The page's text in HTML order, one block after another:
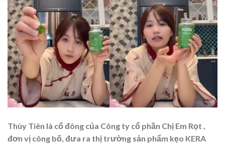
Thùy Tiên là cổ đông của Công ty cổ phần Chị Em Rọt ,
đơn vị công bố, đưa ra thị trường sản phẩm kẹo KERA